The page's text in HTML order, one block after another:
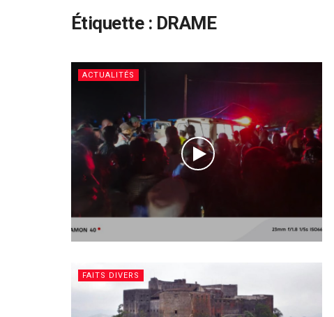
Étiquette : DRAME
ACTUALITÉS
FAITS DIVERS